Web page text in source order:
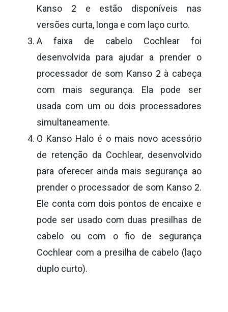
Kanso 2 e estão disponíveis nas
versões curta, longa e com laço curto.
A faixa de cabelo Cochlear foi
desenvolvida para ajudar a prender o
processador de som Kanso 2 à cabeça
com mais segurança. Ela pode ser
usada com um ou dois processadores
simultaneamente.
O Kanso Halo é o mais novo acessório
de retenção da Cochlear, desenvolvido
para oferecer ainda mais segurança ao
prender o processador de som Kanso 2.
Ele conta com dois pontos de encaixe e
pode ser usado com duas presilhas de
cabelo ou com o fio de segurança
Cochlear com a presilha de cabelo (laço
duplo curto).